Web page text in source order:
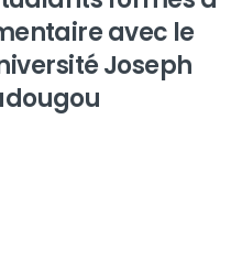
avec le
Joseph